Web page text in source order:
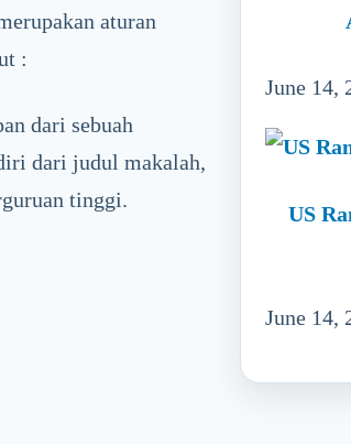
aturan
:
dari sebuah
dari judul makalah,
tinggi.
June 14,
US
June 14,